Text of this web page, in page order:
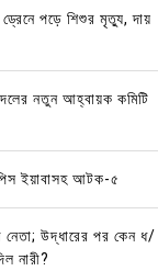
পড়ে শিশুর মৃত্যু, দায়
নতুন আহ্বায়ক কমিটি
ইয়াবাসহ আটক-৫
নেতা; উদ্ধারের পর কেন ধ/
নারী?